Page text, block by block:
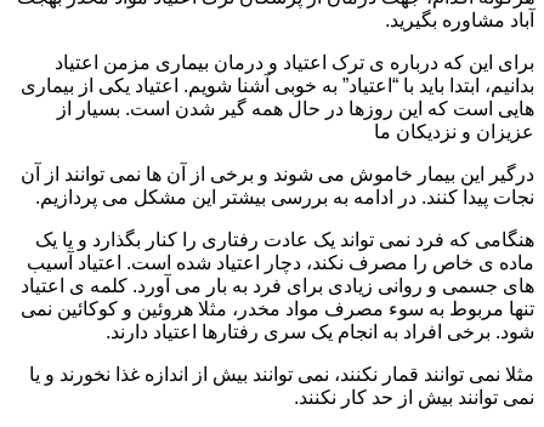
آباد مشاوره بگیرید.
برای این که درباره ی ترک اعتیاد و درمان بیماری مزمن اعتیاد
بدانیم، ابتدا باید با “اعتیاد” به خوبی آشنا شویم. اعتیاد یکی از بیماری
هایی است که این روزها در حال همه گیر شدن است. بسیار از
عزیزان و نزدیکان ما
درگیر این بیمار خاموش می شوند و برخی از آن ها نمی توانند از آن
نجات پیدا کنند. در ادامه به بررسی بیشتر این مشکل می پردازیم.
هنگامی که فرد نمی تواند یک عادت رفتاری را کنار بگذارد و یا یک
ماده ی خاص را مصرف نکند، دچار اعتیاد شده است. اعتیاد آسیب
های جسمی و روانی زیادی برای فرد به بار می آورد. کلمه ی اعتیاد
تنها مربوط به سوء مصرف مواد مخدر، مثلا هروئین و کوکائین نمی
شود. برخی افراد به انجام یک سری رفتارها اعتیاد دارند.
مثلا نمی توانند قمار نکنند، نمی توانند بیش از اندازه غذا نخورند و یا
نمی توانند بیش از حد کار نکنند.